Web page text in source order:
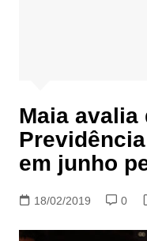
Maia avalia
em junho
18/02/2019 0